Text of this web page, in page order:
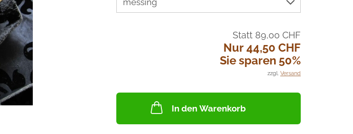
Statt 89,00 CHF
Nur 44,50 CHF
Sie sparen 50%
zzgl. Versand
In den Warenkorb